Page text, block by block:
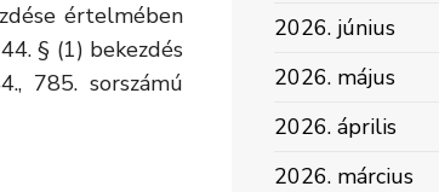
értelmében
§ (1) bekezdés
785. sorszámú
2026. június
2026. május
2026. április
2026. március